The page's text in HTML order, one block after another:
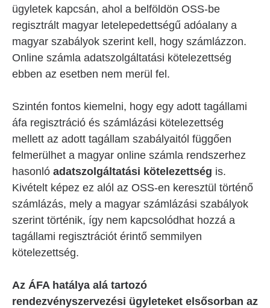
ügyletek kapcsán, ahol a belföldön OSS-be
regisztrált magyar letelepedettségű adóalany a
magyar szabályok szerint kell, hogy számlázzon.
Online számla adatszolgáltatási kötelezettség
ebben az esetben nem merül fel.
Szintén fontos kiemelni, hogy egy adott tagállami
áfa regisztráció és számlázási kötelezettség
mellett az adott tagállam szabályaitól függően
felmerülhet a magyar online számla rendszerhez
hasonló adatszolgáltatási kötelezettség is.
Kivételt képez ez alól az OSS-en keresztül történő
számlázás, mely a magyar számlázási szabályok
szerint történik, így nem kapcsolódhat hozzá a
tagállami regisztrációt érintő semmilyen
kötelezettség.
Az ÁFA hatálya alá tartozó
rendezvényszervezési ügyleteket elsősorban az